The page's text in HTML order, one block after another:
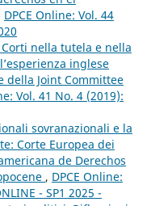
DPCE Online: Vol. 44
nella tutela e nella
inglese
della Joint Committee
Vol. 41 No. 4 (2019):
sovranazionali e la
Corte Europea dei
de Derechos
, DPCE Online:
- SP1 2025 -